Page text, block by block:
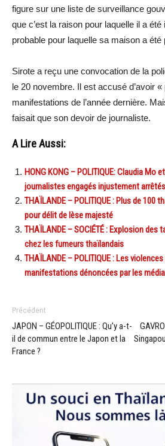
figure sur une liste de surveillance
que c’est la raison pour laquelle il a
probable pour laquelle sa maison a été
Sirote a reçu une convocation de la
le 20 novembre. Il est accusé d’avoir
manifestations de l’année dernière.
faisait que son devoir de journaliste.
A Lire Aussi:
HONG KONG – POLITIQUE: Claudia Mo
journalistes engagés injustement arrêtés
THAÏLANDE – POLITIQUE : Plus de 100
pour délit de lèse majesté
THAÏLANDE – SOCIÉTÉ : Explosion des
chez les fumeurs thaïlandais
THAÏLANDE – POLITIQUE : Les
manifestations dénoncées par les
Précédent
JAPON – GÉOPOLITIQUE : Qu’y a-t-
il de commun entre le Japon et la
France ?